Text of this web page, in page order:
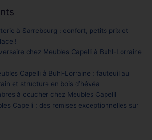
à Sarrebourg : confort, petits prix et
!
chez Meubles Capelli à Buhl-Lorraine
Capelli à Buhl-Lorraine : fauteuil au
et structure en bois d’hévéa
à coucher chez Meubles Capelli
Capelli : des remises exceptionnelles sur